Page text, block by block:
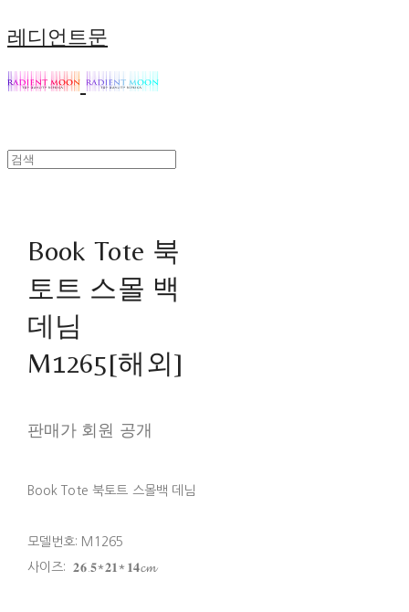
레디언트문
Book Tote 북
토트 스몰 백
데님
M1265[해외]
판매가 회원 공개
Book Tote 북토트 스몰백 데님
모델번호: M1265
사이즈: 𝟐𝟔.𝟓*𝟐𝟏*𝟏𝟒𝓬𝓶